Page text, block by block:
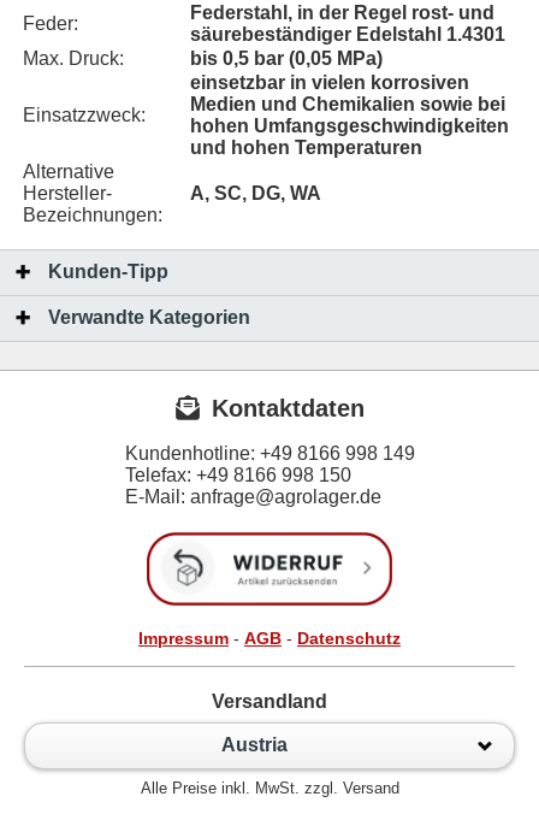
Feder:
Federstahl, in der Regel rost- und
säurebeständiger Edelstahl 1.4301
Max. Druck:
bis 0,5 bar (0,05 MPa)
Einsatzzweck:
einsetzbar in vielen korrosiven
Medien und Chemikalien sowie bei
hohen Umfangsgeschwindigkeiten
und hohen Temperaturen
Alternative
Hersteller-
Bezeichnungen:
A, SC, DG, WA
Kunden-Tipp
Verwandte Kategorien
Kontaktdaten
Kundenhotline: +49 8166 998 149
Telefax: +49 8166 998 150
E-Mail: anfrage@agrolager.de
Impressum - AGB - Datenschutz
Versandland
Austria
Alle Preise inkl. MwSt. zzgl. Versand